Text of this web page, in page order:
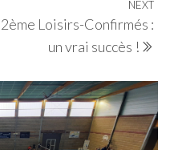
NEXT
2ème Loisirs-Confirmés :
un vrai succès !